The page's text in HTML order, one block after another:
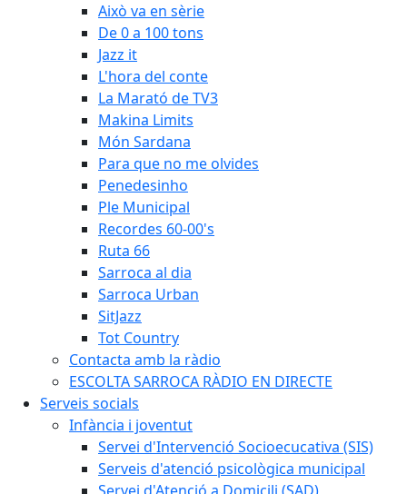
Això va en sèrie
De 0 a 100 tons
Jazz it
L'hora del conte
La Marató de TV3
Makina Limits
Món Sardana
Para que no me olvides
Penedesinho
Ple Municipal
Recordes 60-00's
Ruta 66
Sarroca al dia
Sarroca Urban
SitJazz
Tot Country
Contacta amb la ràdio
ESCOLTA SARROCA RÀDIO EN DIRECTE
Serveis socials
Infància i joventut
Servei d'Intervenció Socioecucativa (SIS)
Serveis d'atenció psicològica municipal